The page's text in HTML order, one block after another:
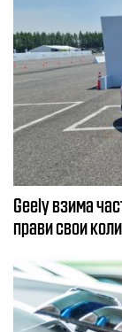
Geely взима
прави свои коли